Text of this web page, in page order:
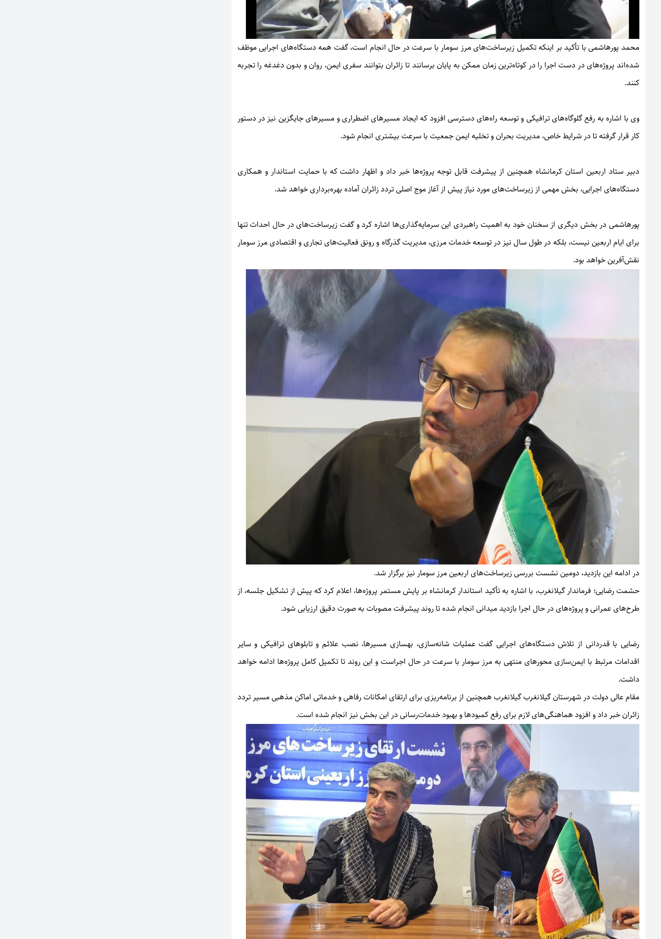
محمد پورهاشمی با تأکید بر اینکه تکمیل زیرساخت‌های مرز سومار با سرعت در حال انجام است، گفت همه دستگاه‌های اجرایی موظف
شده‌اند پروژه‌های در دست اجرا را در کوتاه‌ترین زمان ممکن به پایان برسانند تا زائران بتوانند سفری ایمن، روان و بدون دغدغه را تجربه
کنند.
وی با اشاره به رفع گلوگاه‌های ترافیکی و توسعه راه‌های دسترسی افزود که ایجاد مسیرهای اضطراری و مسیرهای جایگزین نیز در دستور
کار قرار گرفته تا در شرایط خاص، مدیریت بحران و تخلیه ایمن جمعیت با سرعت بیشتری انجام شود.
دبیر ستاد اربعین استان کرمانشاه همچنین از پیشرفت قابل توجه پروژه‌ها خبر داد و اظهار داشت که با حمایت استاندار و همکاری
دستگاه‌های اجرایی، بخش مهمی از زیرساخت‌های مورد نیاز پیش از آغاز موج اصلی تردد زائران آماده بهره‌برداری خواهد شد.
پورهاشمی در بخش دیگری از سخنان خود به اهمیت راهبردی این سرمایه‌گذاری‌ها اشاره کرد و گفت زیرساخت‌های در حال احداث تنها
برای ایام اربعین نیست، بلکه در طول سال نیز در توسعه خدمات مرزی، مدیریت گذرگاه و رونق فعالیت‌های تجاری و اقتصادی مرز سومار
نقش‌آفرین خواهد بود.
در ادامه این بازدید، دومین نشست بررسی زیرساخت‌های اربعین مرز سومار نیز برگزار شد.
حشمت رضایی؛ فرماندار گیلانغرب، با اشاره به تأکید استاندار کرمانشاه بر پایش مستمر پروژه‌ها، اعلام کرد که پیش از تشکیل جلسه، از
طرح‌های عمرانی و پروژه‌های در حال اجرا بازدید میدانی انجام شده تا روند پیشرفت مصوبات به صورت دقیق ارزیابی شود.
رضایی با قدردانی از تلاش دستگاه‌های اجرایی گفت عملیات شانه‌سازی، بهسازی مسیرها، نصب علائم و تابلوهای ترافیکی و سایر
اقدامات مرتبط با ایمن‌سازی محورهای منتهی به مرز سومار با سرعت در حال اجراست و این روند تا تکمیل کامل پروژه‌ها ادامه خواهد
داشت.
مقام عالی دولت در شهرستان گیلانغرب گیلانغرب همچنین از برنامه‌ریزی برای ارتقای امکانات رفاهی و خدماتی اماکن مذهبی مسیر تردد
زائران خبر داد و افزود هماهنگی‌های لازم برای رفع کمبودها و بهبود خدمات‌رسانی در این بخش نیز انجام شده است.